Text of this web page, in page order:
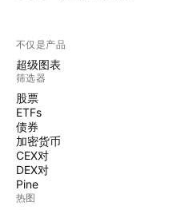
不仅是产品
超级图表
筛选器
股票
ETFs
债券
加密货币
CEX对
DEX对
Pine
热图